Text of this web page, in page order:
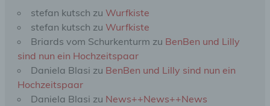
stefan kutsch zu Wurfkiste
stefan kutsch zu Wurfkiste
Briards vom Schurkenturm zu BenBen und Lilly
sind nun ein Hochzeitspaar
Daniela Blasi zu BenBen und Lilly sind nun ein
Hochzeitspaar
Daniela Blasi zu News++News++News
wie das Erheben, das Erfassen, die Organisation,
das Ordnen, die Speicherung, die Anpassung oder
Verwendung, die Offenlegung durch Übermittlung,
Verbreitung oder eine andere Form der
Bereitstellung, den Abgleich oder die Verknüpfung,
die Einschränkung, das Löschen oder die
Vernichtung.